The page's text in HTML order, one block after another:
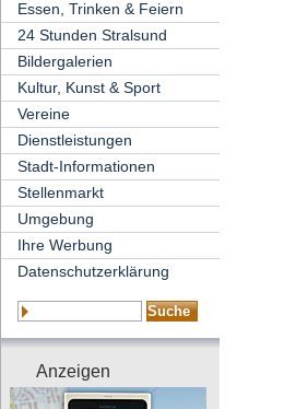
Essen, Trinken & Feiern
24 Stunden Stralsund
Bildergalerien
Kultur, Kunst & Sport
Vereine
Dienstleistungen
Stadt-Informationen
Stellenmarkt
Umgebung
Ihre Werbung
Datenschutzerklärung
Anzeigen